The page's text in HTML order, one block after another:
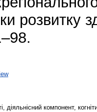
розвитку
діяльнісний компонент,